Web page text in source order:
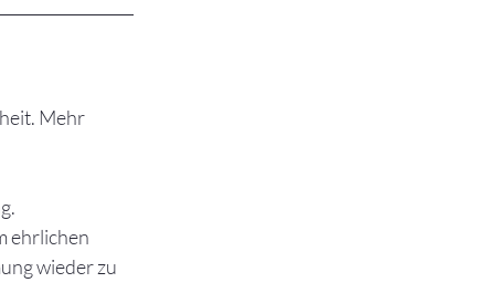
Mehr
ehrlichen
wieder zu